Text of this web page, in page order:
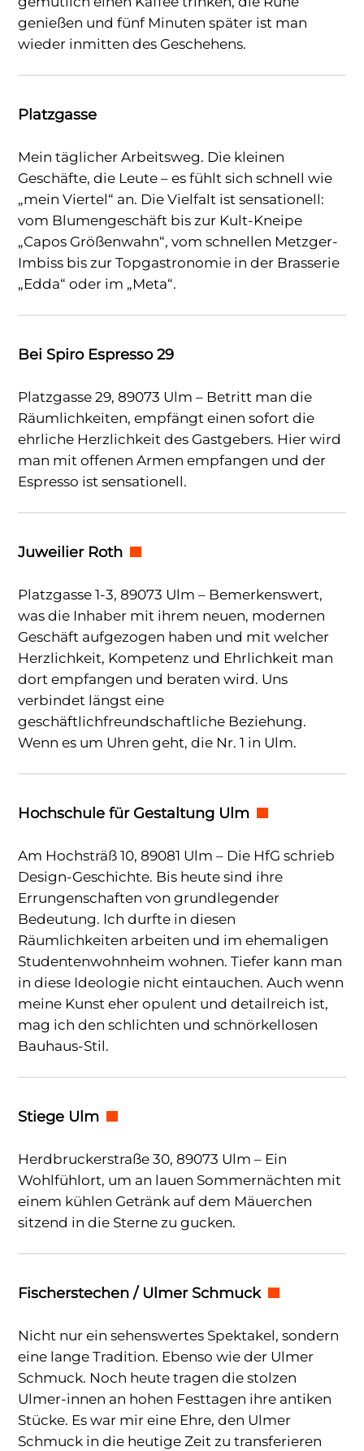
genießen und fünf Minuten später ist man
wieder inmitten des Geschehens.
Platzgasse
Mein täglicher Arbeitsweg. Die kleinen
Geschäfte, die Leute – es fühlt sich schnell wie
„mein Viertel“ an. Die Vielfalt ist sensationell:
vom Blumengeschäft bis zur Kult-Kneipe
„Capos Größenwahn“, vom schnellen Metzger-
Imbiss bis zur Topgastronomie in der Brasserie
„Edda“ oder im „Meta“.
Bei Spiro Espresso 29
Platzgasse 29, 89073 Ulm – Betritt man die
Räumlichkeiten, empfängt einen sofort die
ehrliche Herzlichkeit des Gastgebers. Hier wird
man mit offenen Armen empfangen und der
Espresso ist sensationell.
Juweilier Roth
Platzgasse 1-3, 89073 Ulm – Bemerkenswert,
was die Inhaber mit ihrem neuen, modernen
Geschäft aufgezogen haben und mit welcher
Herzlichkeit, Kompetenz und Ehrlichkeit man
dort empfangen und beraten wird. Uns
verbindet längst eine
geschäftlichfreundschaftliche Beziehung.
Wenn es um Uhren geht, die Nr. 1 in Ulm.
Hochschule für Gestaltung Ulm
Am Hochsträß 10, 89081 Ulm – Die HfG schrieb
Design-Geschichte. Bis heute sind ihre
Errungenschaften von grundlegender
Bedeutung. Ich durfte in diesen
Räumlichkeiten arbeiten und im ehemaligen
Studentenwohnheim wohnen. Tiefer kann man
in diese Ideologie nicht eintauchen. Auch wenn
meine Kunst eher opulent und detailreich ist,
mag ich den schlichten und schnörkellosen
Bauhaus-Stil.
Stiege Ulm
Herdbruckerstraße 30, 89073 Ulm – Ein
Wohlfühlort, um an lauen Sommernächten mit
einem kühlen Getränk auf dem Mäuerchen
sitzend in die Sterne zu gucken.
Fischerstechen / Ulmer Schmuck
Nicht nur ein sehenswertes Spektakel, sondern
eine lange Tradition. Ebenso wie der Ulmer
Schmuck. Noch heute tragen die stolzen
Ulmer-innen an hohen Festtagen ihre antiken
Stücke. Es war mir eine Ehre, den Ulmer
Schmuck in die heutige Zeit zu transferieren